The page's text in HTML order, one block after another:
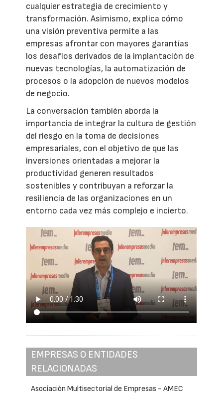
cualquier estrategia de crecimiento y
transformación. Asimismo, explica cómo
una visión preventiva permite a las
empresas afrontar con mayores garantías
los desafíos derivados de la implantación de
nuevas tecnologías, la automatización de
procesos o la adopción de nuevos modelos
de negocio.
La conversación también aborda la
importancia de integrar la cultura de gestión
del riesgo en la toma de decisiones
empresariales, con el objetivo de que las
inversiones orientadas a mejorar la
productividad generen resultados
sostenibles y contribuyan a reforzar la
resiliencia de las organizaciones en un
entorno cada vez más complejo e incierto.
EMPRESAS O ENTIDADES
RELACIONADAS
Asociación Multisectorial de Empresas - AMEC